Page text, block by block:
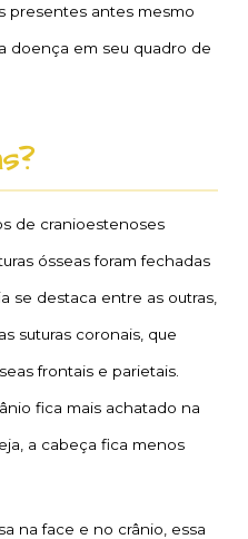
presentes antes mesmo
doença em seu quadro de
de cranioestenoses
ósseas foram fechadas
se destaca entre as outras,
suturas coronais, que
frontais e parietais.
fica mais achatado na
a cabeça fica menos
na face e no crânio, essa